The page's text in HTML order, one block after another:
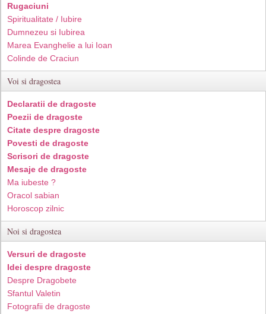
Rugaciuni
Spiritualitate / Iubire
Dumnezeu si Iubirea
Marea Evanghelie a lui Ioan
Colinde de Craciun
Voi si dragostea
Declaratii de dragoste
Poezii de dragoste
Citate despre dragoste
Povesti de dragoste
Scrisori de dragoste
Mesaje de dragoste
Ma iubeste ?
Oracol sabian
Horoscop zilnic
Noi si dragostea
Versuri de dragoste
Idei despre dragoste
Despre Dragobete
Sfantul Valetin
Fotografii de dragoste